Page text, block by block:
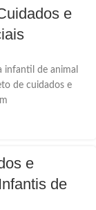
e
infantil de animal
de cuidados e
e
de